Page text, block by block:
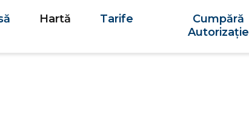
Hartă Tarife
Cumpără
Autorizație